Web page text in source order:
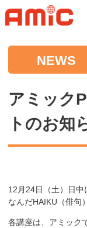
NEWS
アミック
トのお知
12月24日（土）日
なんだHAIKU（俳句
各講座は、アミック